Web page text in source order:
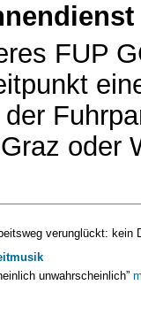
FUP
oder
verunglückt: kein
unwahrscheinlich”